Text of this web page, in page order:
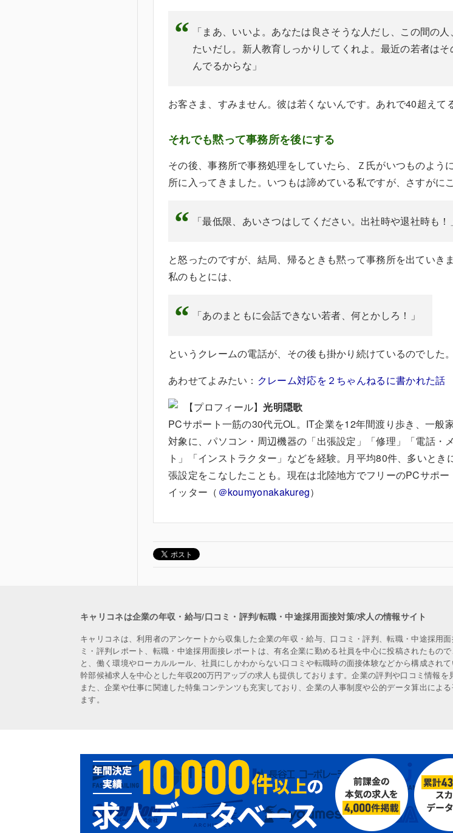
「まあ、いいよ。あなたは良さそうな人だし、この間の
たいだし。新人教育しっかりしてくれよ。最近の若者はそ
んでるからな」
お客さま、すみません。彼は若くないんです。あれで40超えて
それでも黙って事務所を後にする
その後、事務所で事務処理をしていたら、Ｚ氏がいつものよう
所に入ってきました。いつもは諦めている私ですが、さすがにこ
「最低限、あいさつはしてください。出社時や退社時も！
と怒ったのですが、結局、帰るときも黙って事務所を出ていき
私のもとには、
「あのまともに会話できない若者、何とかしろ！」
というクレームの電話が、その後も掛かり続けているのでした。
あわせてよみたい： クレーム対応を２ちゃんねるに書かれた話
【プロフィール】光明隠歌
PCサポート一筋の30代元OL。IT企業を12年間渡り歩き、一般
対象に、パソコン・周辺機器の「出張設定」「修理」「電話・
ト」「インストラクター」などを経験。月平均80件、多いとき
張設定をこなしたことも。現在は北陸地方でフリーのPCサポー
イッター（ ＠koumyonakakureg）
キャリコネは企業の年収・給与/口コミ・評判/転職・中途採用面接対策/求人の情報サイト
キャリコネは、利用者のアンケートから収集した企業の年収・給与、口コミ・評判、転職・中途採用
ミ・評判レポート、転職・中途採用面接レポートは、有名企業に勤める社員を中心に投稿されたもの
と、働く環境やローカルルール、社員にしかわからない口コミや転職時の面接体験などから構成されて
幹部候補求人を中心とした年収200万円アップの求人も提供しております。企業の評判や口コミ情報を
また、企業や仕事に関連した特集コンテンツも充実しており、企業の人事制度や公的データ算出によ
ます。